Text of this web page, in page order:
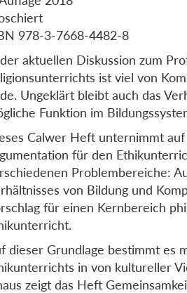
978-3-7668-4482-8
aktuellen Diskussion zum
ist viel von
Ungeklärt bleibt auch das
Funktion im
Calwer Heft unternimmt
für den
Problembereiche:
von Bildung und
für einen Kernbereich
dieser Grundlage bestimmt es
in von kultureller
zeigt das Heft